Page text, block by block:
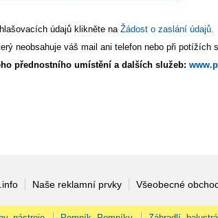
údajů klikněte na Žádost o zaslání údajů.
neobsahuje váš mail ani telefon nebo při potížích
přednostního umístění a dalších služeb:
Naše reklamní prvky Všeobecné